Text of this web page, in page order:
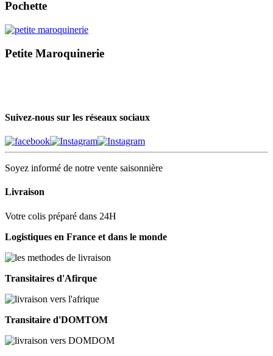
Pochette
Petite Maroquinerie
Suivez-nous sur les réseaux sociaux
Soyez informé de notre vente saisonnière
Livraison
Votre colis préparé dans 24H
Logistiques en France et dans le monde
Transitaires d'Afirque
Transitaire d'DOMTOM